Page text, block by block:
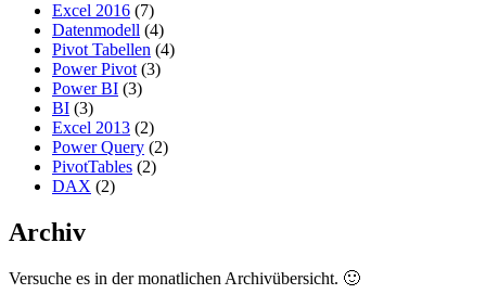
Excel 2016 (7)
Datenmodell (4)
Pivot Tabellen (4)
Power Pivot (3)
Power BI (3)
BI (3)
Excel 2013 (2)
Power Query (2)
PivotTables (2)
DAX (2)
Archiv
Versuche es in der monatlichen Archivübersicht. 🙂